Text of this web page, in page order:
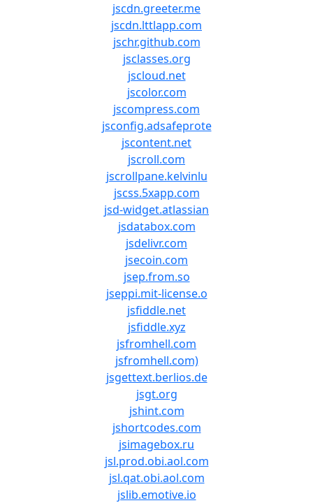
jscdn.greeter.me
jscdn.lttlapp.com
jschr.github.com
jsclasses.org
jscloud.net
jscolor.com
jscompress.com
jsconfig.adsafeprote
jscontent.net
jscroll.com
jscrollpane.kelvinlu
jscss.5xapp.com
jsd-widget.atlassian
jsdatabox.com
jsdelivr.com
jsecoin.com
jsep.from.so
jseppi.mit-license.o
jsfiddle.net
jsfiddle.xyz
jsfromhell.com
jsfromhell.com)
jsgettext.berlios.de
jsgt.org
jshint.com
jshortcodes.com
jsimagebox.ru
jsl.prod.obi.aol.com
jsl.qat.obi.aol.com
jslib.emotive.io